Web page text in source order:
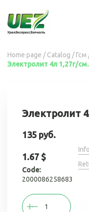
основному
содержанию
Вы
здесь
Home page / Catalog / Гсм
Электролит 4л 1,27г/
Электролит
135 руб.
1.67 $
Code:
2000086258683